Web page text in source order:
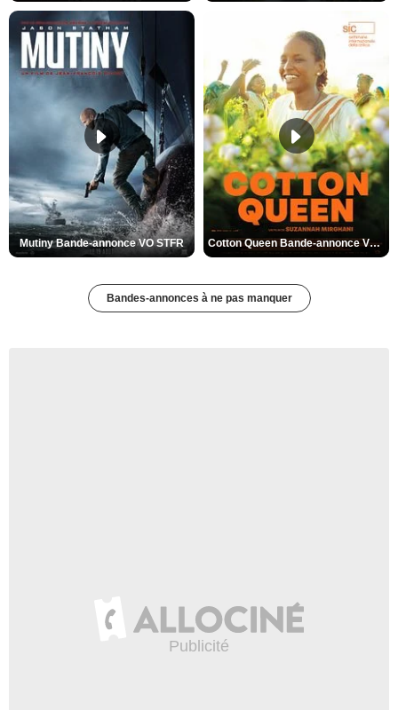
Mutiny Bande-annonce VO STFR Cotton Queen Bande-annonce VO STFR
Bandes-annonces à ne pas manquer